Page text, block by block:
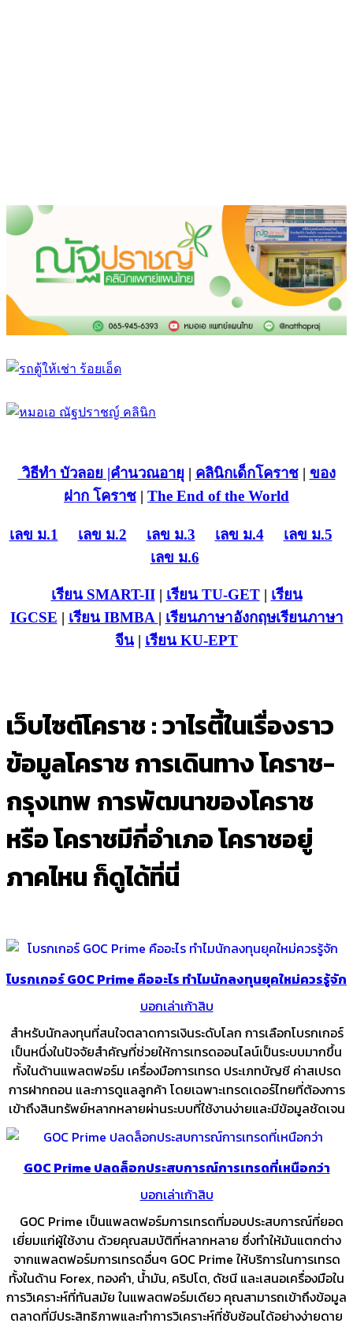
วิธีทำ บัวลอย |คำนวณอายุ | คลินิกเด็กโคราช| ของ
ฝาก โคราช | The End of the World
เลข ม.1 เลข ม.2 เลข ม.3 เลข ม.4
เลข ม.5
เลข ม.6
เรียน SMART-II| เรียน TU-GET| เรียน
IGCSE | เรียน IBMBA | เรียนภาษาอังกฤษเรียนภาษา
จีน | เรียน KU-EPT
เว็บไซต์โคราช : วาไรตี้ในเรื่องราว
ข้อมูลโคราช การเดินทาง โคราช-
กรุงเทพ การพัฒนาของโคราช
หรือ โคราชมีกี่อำเภอ โคราชอยู่
ภาคไหน ก็ดูได้ที่นี่
โบรกเกอร์ GOC Prime คืออะไร ทำไมนักลงทุนยุคใหม่ควรรู้จัก
บอกเล่าเก้าสิบ
สำหรับนักลงทุนที่สนใจตลาดการเงินระดับโลก การเลือกโบรกเกอร์
เป็นหนึ่งในปัจจัยสำคัญที่ช่วยให้การเทรดออนไลน์เป็นระบบมากขึ้น
ทั้งในด้านแพลตฟอร์ม เครื่องมือการเทรด ประเภทบัญชี ค่าสเปรด
การฝากถอน และการดูแลลูกค้า โดยเฉพาะเทรดเดอร์ไทยที่ต้องการ
เข้าถึงสินทรัพย์หลากหลายผ่านระบบที่ใช้งานง่ายและมีข้อมูลชัดเจน
GOC Prime ปลดล็อกประสบการณ์การเทรดที่เหนือกว่า
บอกเล่าเก้าสิบ
GOC Prime เป็นแพลตฟอร์มการเทรดที่มอบประสบการณ์ที่ยอด
เยี่ยมแก่ผู้ใช้งาน ด้วยคุณสมบัติที่หลากหลาย ซึ่งทำให้มันแตกต่าง
จากแพลตฟอร์มการเทรดอื่นๆ GOC Prime ให้บริการในการเทรด
ทั้งในด้าน Forex, ทองคำ, น้ำมัน, คริปโต, ดัชนี และเสนอเครื่องมือใน
การวิเคราะห์ที่ทันสมัย ในแพลตฟอร์มเดียว คุณสามารถเข้าถึงข้อมูล
ตลาดที่มีประสิทธิภาพและทำการวิเคราะห์ที่ซับซ้อนได้อย่างง่ายดาย